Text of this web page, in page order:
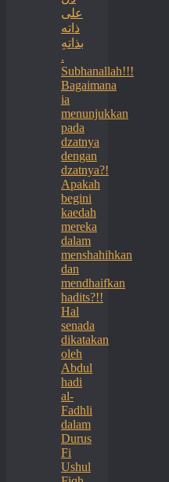
على
ذاته
بذاتهِ
.
Subhanallah!!!
Bagaimana
ia
menunjukkan
pada
dzatnya
dengan
dzatnya?!
Apakah
begini
kaedah
mereka
dalam
menshahihkan
dan
mendhaifkan
hadits?!!
Hal
senada
dikatakan
oleh
Abdul
hadi
al-
Fadhli
dalam
Durus
Fi
Ushul